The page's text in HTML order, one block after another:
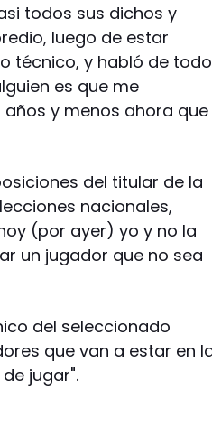
todos sus dichos y
luego de estar
técnico, y habló de todo
es que me
y menos ahora que
del titular de la
nacionales,
(por ayer) yo y no la
un jugador que no sea
del seleccionado
que van a estar en
jugar".